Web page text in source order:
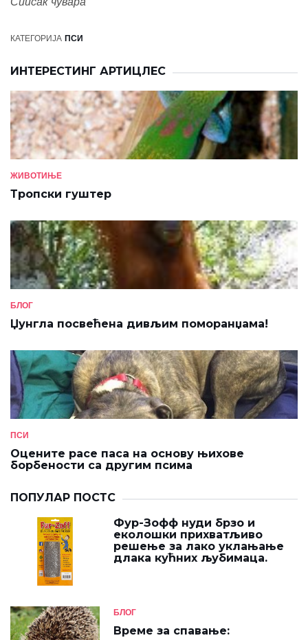
КАТЕГОРИЈА ПСИ
ИНТЕРЕСТИНГ АРТИЦЛЕС
ЖИВОТИЊЕ
Тропски гуштер
БЛОГ
Џунгла посвећена дивљим поморанџама!
ПСИ
Оцените расе паса на основу њихове
борбености са другим псима
ПОПУЛАР ПОСТС
Фур-Зофф нуди брзо и
еколошки прихватљиво
решење за лако уклањање
длака кућних љубимаца.
БЛОГ
Време за спавање: